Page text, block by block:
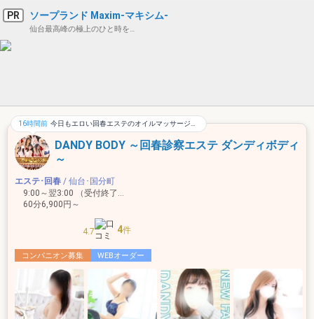
PR ソープランド Maxim-マキシム-
仙台最高峰の極上のひと時を…
DANDY BODY ～回春診察エステ ダンディボディ
～
エステ･回春 / 仙台･国分町
9:00～翌3:00 （受付終了）
60分6,900円～
4.7 4件
コンパニオン募集 WEBオーダー
16時間前 今日もエロい回春エステのオイルマッサージで肉棒がぎゅいんぎゅイン！！